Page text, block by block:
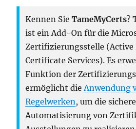
Kennen SieTameMyCerts?
ist ein Add-On für die
Zertifizierungsstelle (Active
Certificate Services). Es
Funktion der
ermöglicht dieAnwendung
Regelwerken, um die sichere
Automatisierung von